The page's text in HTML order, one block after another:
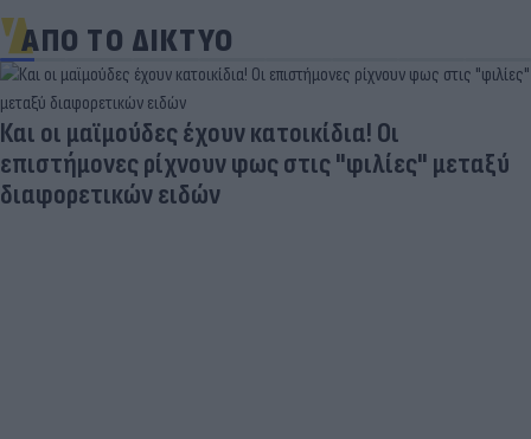
ΑΠΟ ΤΟ ΔΙΚΤΥΟ
Και οι μαϊμούδες έχουν κατοικίδια! Οι
επιστήμονες ρίχνουν φως στις "φιλίες" μεταξύ
διαφορετικών ειδών